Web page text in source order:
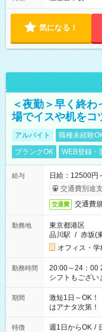
気になる！
＜夜勤＞早く終
場でイスや机をコ
アルバイト 職種未経験
ブランクOK
WEB登録・
給与
日給：12500
交通費別途
交通費 交通費
勤務地
東京都港区
品川駅 / 赤坂(
オフィス・
勤務時間
20:00～24：00
シフトもござい
期間
激短1日～OK
はアナタ次第！
特徴 週1日からOK /